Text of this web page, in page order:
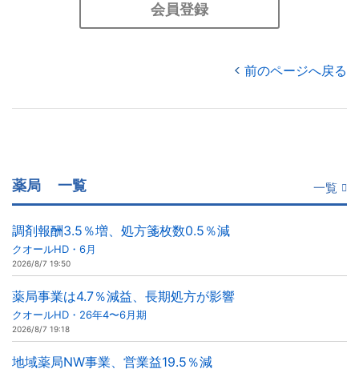
会員登録
前のページへ戻る
薬局 一覧 一覧
調剤報酬3.5％増、処方箋枚数0.5％減
クオールHD・6月
2026/8/7 19:50
薬局事業は4.7％減益、長期処方が影響
クオールHD・26年4〜6月期
2026/8/7 19:18
地域薬局NW事業、営業益19.5％減